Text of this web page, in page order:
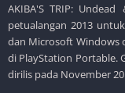
AKIBA'S TRIP:
petualangan 2013
dan Microsoft Windows
di PlayStation Portable.
dirilis pada November